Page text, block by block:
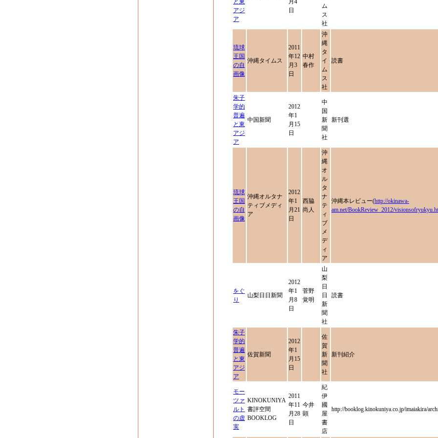
と東
アジ
ア
月4
日
ム
ス
社
琉球
王国
の自
画像
沖縄タイムス
2011
年12
月3
日
中村
春作
沖
縄
タ
イ
ム
ス
社
読書
朱子
学的
普遍
と東
アジ
ア
中国新聞
2012
年1
月15
日
中
国
新
聞
社
新刊選
琉球
王国
の自
画像
沖縄オルタナ
ティブメディ
ア
2012
年1
月21
日
西脇
尚人
沖
縄
オ
ル
タ
ナ
テ
ィ
ブ
メ
デ
ィ
ア
沖縄本レビュー(http://okinawa-
am.net/BookReview_2012/
をぐ
り
山梨日日新聞
2012
年1
月8
日
菅野
覚明
山
梨
日
日
新
聞
社
読書
朱子
学的
普遍
と東
アジ
ア
佐賀新聞
2012
年1
月15
日
佐
賀
新
聞
社
新刊紹介
モー
ツァ
ルト
の虚
実
KINOKUNIYA
書評空間
BOOKLOG
2011
年11
月28
日
今井
顕
紀
伊
國
屋
書
店
http://booklog.kinokuniya.co.jp/imaiakira/